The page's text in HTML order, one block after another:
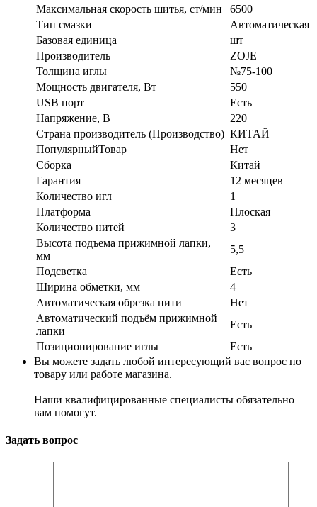
Максимальная скорость шитья, ст/мин
6500
Тип смазки
Автоматическая
Базовая единица
шт
Производитель
ZOJE
Толщина иглы
№75-100
Мощность двигателя, Вт
550
USB порт
Есть
Напряжение, В
220
Страна производитель (Производство) КИТАЙ
ПопулярныйТовар
Нет
Сборка
Китай
Гарантия
12 месяцев
Количество игл
1
Платформа
Плоская
Количество нитей
3
Высота подъема прижимной лапки,
мм
5,5
Подсветка
Есть
Ширина обметки, мм
4
Автоматическая обрезка нити
Нет
Автоматический подъём прижимной
лапки
Есть
Позиционирование иглы
Есть
Вы можете задать любой интересующий вас вопрос по
товару или работе магазина.
Наши квалифицированные специалисты обязательно
вам помогут.
Задать вопрос